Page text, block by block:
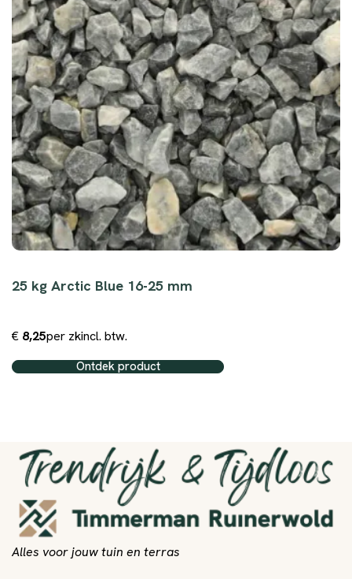
25 kg Arctic Blue 16-25 mm
€ 8,25per zkincl. btw.
Ontdek product
Alles voor jouw tuin en terras